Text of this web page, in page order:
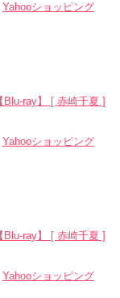
Yahooショッピング
ray】 [ 赤崎千夏 ]
Yahooショッピング
ray】 [ 赤崎千夏 ]
Yahooショッピング